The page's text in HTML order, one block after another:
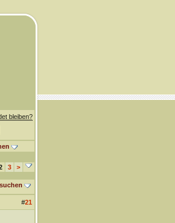
bleiben?
3 >
#21